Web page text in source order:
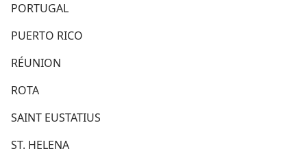
PORTUGAL
PUERTO RICO
RÉUNION
ROTA
SAINT EUSTATIUS
ST. HELENA